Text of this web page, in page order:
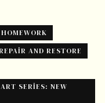
HOMEWORK
AND RESTORE
SERIES: NEW